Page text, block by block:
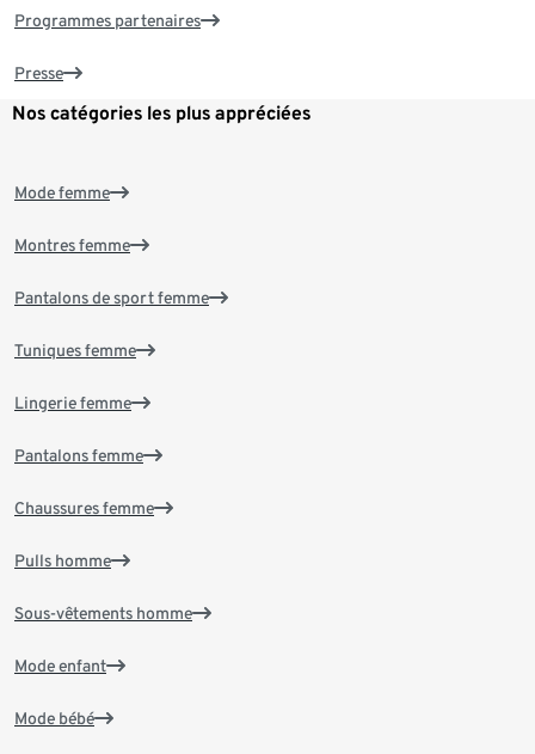
Programmes partenaires
Presse
Nos catégories les plus appréciées
Mode femme
Montres femme
Pantalons de sport femme
Tuniques femme
Lingerie femme
Pantalons femme
Chaussures femme
Pulls homme
Sous-vêtements homme
Mode enfant
Mode bébé